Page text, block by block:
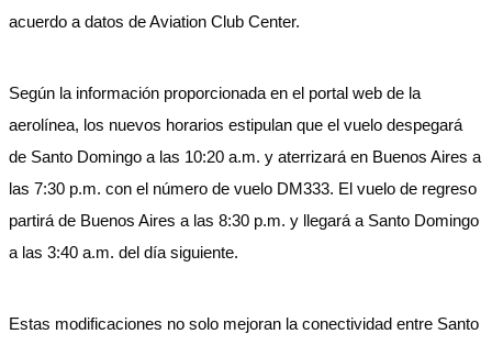
acuerdo a datos de Aviation Club Center.
Según la información proporcionada en el portal web de la
aerolínea, los nuevos horarios estipulan que el vuelo despegará
de Santo Domingo a las 10:20 a.m. y aterrizará en Buenos Aires a
las 7:30 p.m. con el número de vuelo DM333. El vuelo de regreso
partirá de Buenos Aires a las 8:30 p.m. y llegará a Santo Domingo
a las 3:40 a.m. del día siguiente.
Estas modificaciones no solo mejoran la conectividad entre Santo